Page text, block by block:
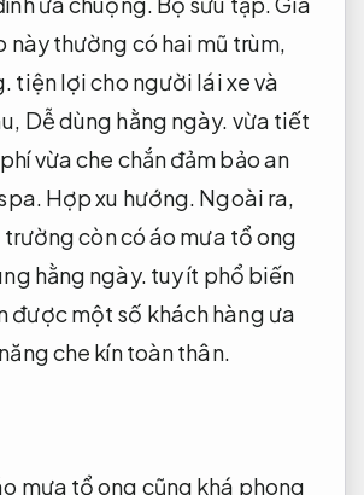
này thường có hai mũ trùm,
tiện lợi cho người lái xe và
Dễ dùng hằng ngày. vừa tiết
vừa che chắn đảm bảo an
Hợp xu hướng. Ngoài ra,
trường còn có áo mưa tổ ong
hằng ngày. tuy ít phổ biến
được một số khách hàng ưa
che kín toàn thân.
mưa tổ ong cũng khá phong